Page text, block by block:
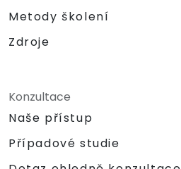
Metody školení
Zdroje
Konzultace
Naše přístup
Případové studie